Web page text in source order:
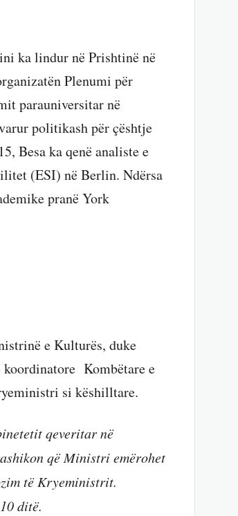
ka lindur në Prishtinë në
Plenumi për
parauniversitar në
politikash për çështje
Besa ka qenë analiste e
(ESI) në Berlin. Ndërsa
pranë York
e Kulturës, duke
Kombëtare e
si këshilltare.
qeveritar në
që Ministri emërohet
të Kryeministrit.
ditë.